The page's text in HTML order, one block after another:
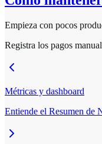
Empieza con pocos
Registra los pagos
Métricas y dashboard
Entiende el Resumen de